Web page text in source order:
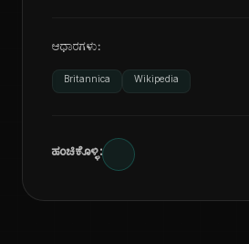
ಆಧಾರಗಳು:
Britannica Wikipedia
ಹಂಚಿಕೊಳ್ಳಿ: